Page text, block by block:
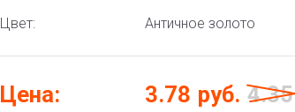
Цвет: Античное золото
Цена: 3.78 руб. 4.35